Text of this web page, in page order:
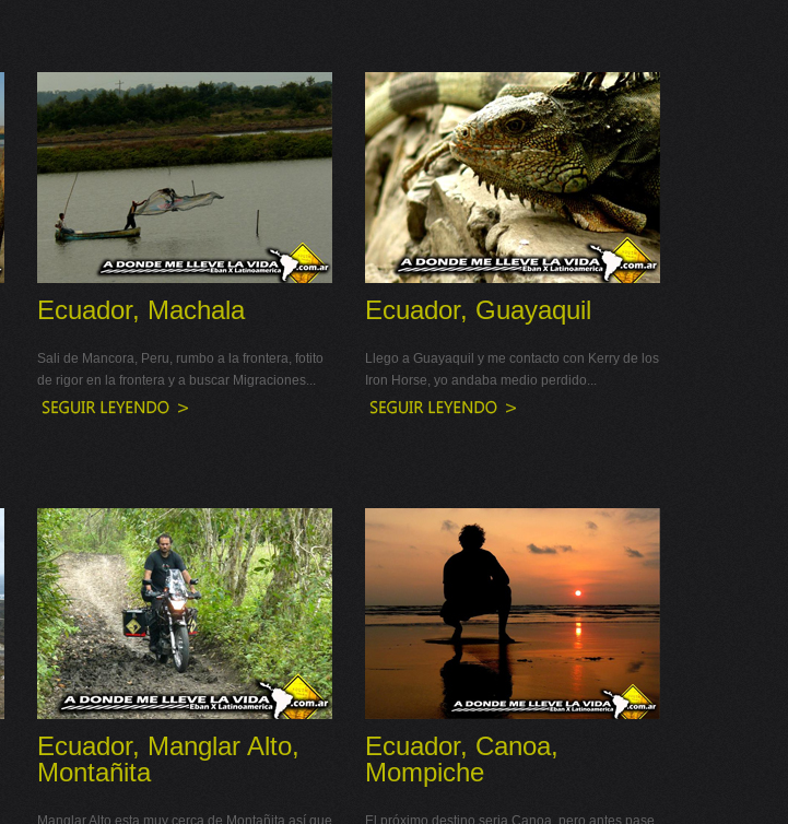
Ecuador, Machala
Sali de Mancora, Peru, rumbo a la frontera, fotito
de rigor en la frontera y a buscar Migraciones...
Ecuador, Guayaquil
Llego a Guayaquil y me contacto con Kerry de los
Iron Horse, yo andaba medio perdido...
Ecuador, Manglar Alto,
Montañita
Manglar Alto esta muy cerca de Montañita así que
Ecuador, Canoa,
Mompiche
El próximo destino seria Canoa, pero antes pase